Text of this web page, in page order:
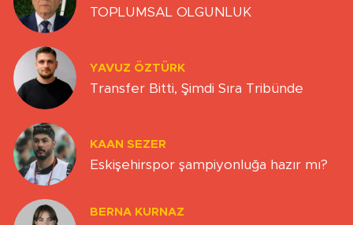
TOPLUMSAL OLGUNLUK
YAVUZ ÖZTÜRK
Transfer Bitti, Şimdi Sıra Tribünde
KAAN SEZER
Eskişehirspor şampiyonluğa hazır mı?
BERNA KURNAZ